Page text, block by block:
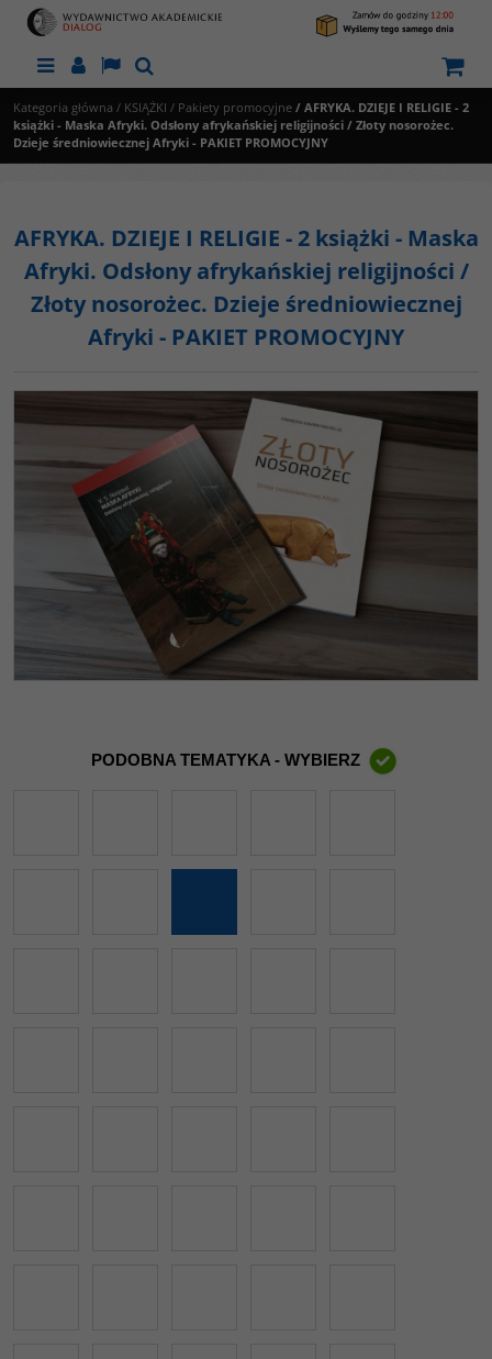
MenuPanelLangSzukaj
Kategoria główna / KSIĄŻKI / Pakiety promocyjne / AFRYKA. DZIEJE I RELIGIE - 2
książki - Maska Afryki. Odsłony afrykańskiej religijności / Złoty nosorożec.
Dzieje średniowiecznej Afryki - PAKIET PROMOCYJNY
AFRYKA. DZIEJE I RELIGIE - 2 książki - Maska
Afryki. Odsłony afrykańskiej religijności /
Złoty nosorożec. Dzieje średniowiecznej
Afryki - PAKIET PROMOCYJNY
PODOBNA TEMATYKA - WYBIERZ